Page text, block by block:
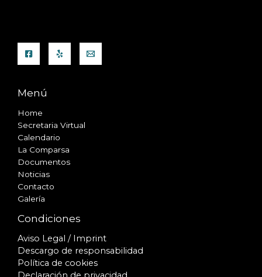
Menú
Home
Secretaria Virtual
Calendario
La Comparsa
Documentos
Noticias
Contacto
Galería
Condiciones
Aviso Legal / Imprint
Descargo de responsabilidad
Política de cookies